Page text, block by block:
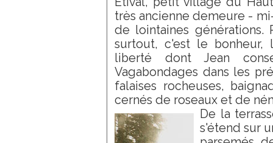
très ancienne demeure -
de lointaines générations.
surtout, c'est le
liberté dont Jean
Vagabondages dans les
falaises rocheuses,
cernés de roseaux et de
De la
s'étend sur